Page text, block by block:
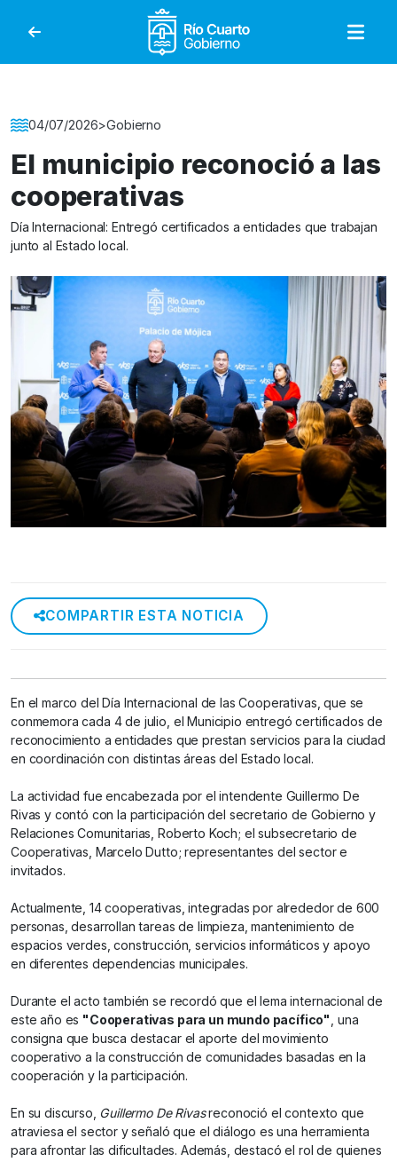
Gobierno de Río
Detalle de la Noticia
04/07/2026>Gobierno
El municipio reconoció a las
cooperativas
Día Internacional: Entregó certificados a entidades que trabajan
junto al Estado local.
COMPARTIR ESTA NOTICIA
En el marco del Día Internacional de las Cooperativas, que se
conmemora cada 4 de julio, el Municipio entregó certificados de
reconocimiento a entidades que prestan servicios para la ciudad
en coordinación con distintas áreas del Estado local.
La actividad fue encabezada por el intendente Guillermo De
Rivas y contó con la participación del secretario de Gobierno y
Relaciones Comunitarias, Roberto Koch; el subsecretario de
Cooperativas, Marcelo Dutto; representantes del sector e
invitados.
Actualmente, 14 cooperativas, integradas por alrededor de 600
personas, desarrollan tareas de limpieza, mantenimiento de
espacios verdes, construcción, servicios informáticos y apoyo
en diferentes dependencias municipales.
Durante el acto también se recordó que el lema internacional de
este año es "Cooperativas para un mundo pacífico" , una
consigna que busca destacar el aporte del movimiento
cooperativo a la construcción de comunidades basadas en la
cooperación y la participación.
En su discurso, Guillermo De Rivasreconoció el contexto que
atraviesa el sector y señaló que el diálogo es una herramienta
para afrontar las dificultades. Además, destacó el rol de quienes